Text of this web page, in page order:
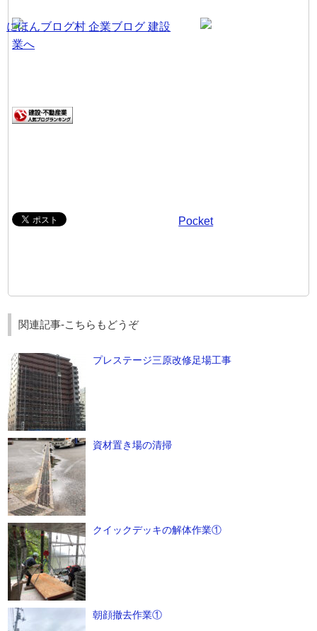
Pocket
関連記事-こちらもどうぞ
プレステージ三原改修足場工事
資材置き場の清掃
クイックデッキの解体作業①
朝顔撤去作業①